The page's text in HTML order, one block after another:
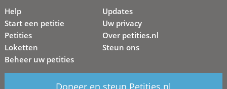
Help
Start een petitie
Petities
Loketten
Beheer uw petities
Updates
Uw privacy
Over petities.nl
Steun ons
Doneer en steun Petities.nl